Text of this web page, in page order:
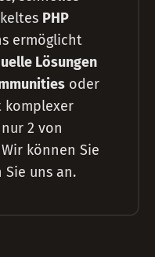
PHP
ermöglicht
Lösungen
oder
komplexer
2 von
können Sie
uns an.